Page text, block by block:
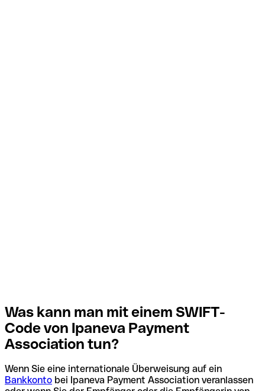
Was kann man mit einem SWIFT-
Code von Ipaneva Payment
Association tun?
Wenn Sie eine internationale Überweisung auf ein
Bankkonto bei Ipaneva Payment Association veranlassen